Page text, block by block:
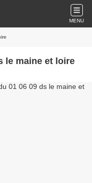
MENU
le maine et loire